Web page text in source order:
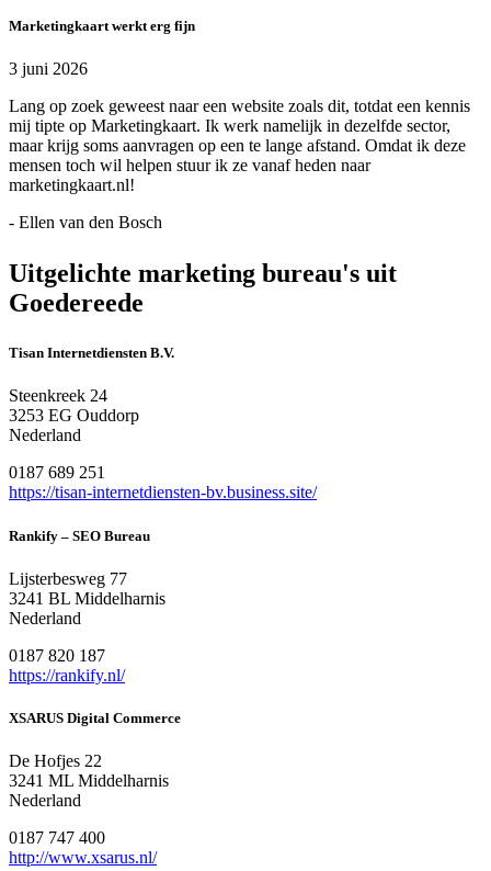
Marketingkaart werkt erg fijn
3 juni 2026
Lang op zoek geweest naar een website zoals dit, totdat een kennis
mij tipte op Marketingkaart. Ik werk namelijk in dezelfde sector,
maar krijg soms aanvragen op een te lange afstand. Omdat ik deze
mensen toch wil helpen stuur ik ze vanaf heden naar
marketingkaart.nl!
- Ellen van den Bosch
Uitgelichte marketing bureau's uit
Goedereede
Tisan Internetdiensten B.V.
Steenkreek 24
3253 EG Ouddorp
Nederland
0187 689 251
https://tisan-internetdiensten-bv.business.site/
Rankify – SEO Bureau
Lijsterbesweg 77
3241 BL Middelharnis
Nederland
0187 820 187
https://rankify.nl/
XSARUS Digital Commerce
De Hofjes 22
3241 ML Middelharnis
Nederland
0187 747 400
http://www.xsarus.nl/